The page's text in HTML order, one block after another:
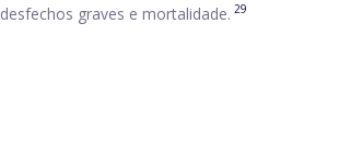
graves e mortalidade. 29